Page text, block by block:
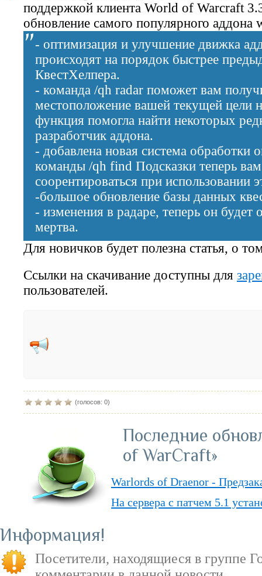
поддержкой клиента World of Warcraft
обновление самого популярного
- оптимизация и улучшение движка
происходят на порядок быстрее
КвестХелпера.
- команда /qh radar поможет вам
местоположение вашей текущей цели
функция помогла найти некоторых
разработчик аддона.
- добавлена новая система обработки
команды /qh find Подсказки теперь
соорентироваться при использовании
-большое обновление базы данных
- изменения в радаре, теперь он будет
мертва.
Для новичков будет полезна статья, о
Ссылки на скачивание доступны для
пользователей.
(голосов: 0)
Последние
of WarCraft»
Warlords of Draenor -
На сервера с патчем 5.1
«Душа Дракона» —
Информация
Посетители, находящиеся в группе